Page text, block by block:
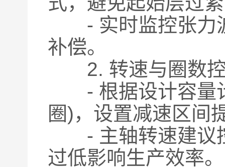
- 实时监控张力波
补偿。
2. 转速与圈数
- 根据设计容量计
圈)，设置减速区间
- 主轴转速建议控
过低影响生产效率。